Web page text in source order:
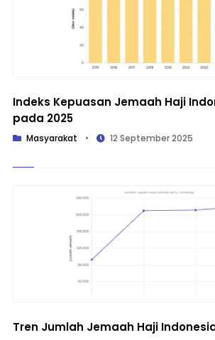
Indeks Kepuasan Jemaah Haji
pada 2025
Masyarakat • 12 September 2025
Tren Jumlah Jemaah Haji